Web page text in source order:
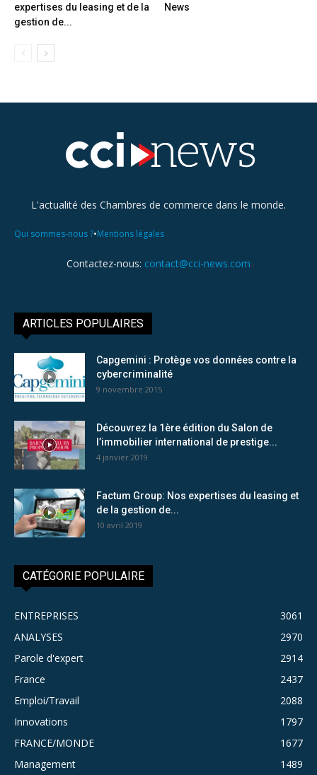
expertises du leasing et de la
gestion de...
News
L'actualité des Chambres de commerce dans le monde.
Qui sommes-nous ?•Mentions légales
Contactez-nous: contact@cci-news.com
ARTICLES POPULAIRES
Capgemini : Protège vos données contre la
cybercriminalité
9 novembre 2015
Découvrez la 1ère édition du Salon de
l’immobilier international de prestige...
4 janvier 2019
Factum Group: Nos expertises du leasing et
de la gestion de...
10 avril 2019
CATÉGORIE POPULAIRE
ENTREPRISES
3061
ANALYSES
2970
Parole d'expert
2914
France
2437
Emploi/Travail
2088
Innovations
1797
FRANCE/MONDE
1677
Management
1489